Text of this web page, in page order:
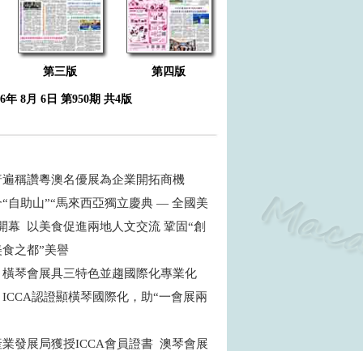
第三版 第四版
年 8月 6日 第950期 共4版
稱讚粵澳名優展為企業開拓商機
自助山”“馬來西亞獨立慶典 — 全國美
幕 以美食促進兩地人文交流 鞏固“創
之都”美譽
琴會展具三特色並趨國際化專業化
認證顯橫琴國際化，助“一會展兩
發展局獲授ICCA會員證書 澳琴會展